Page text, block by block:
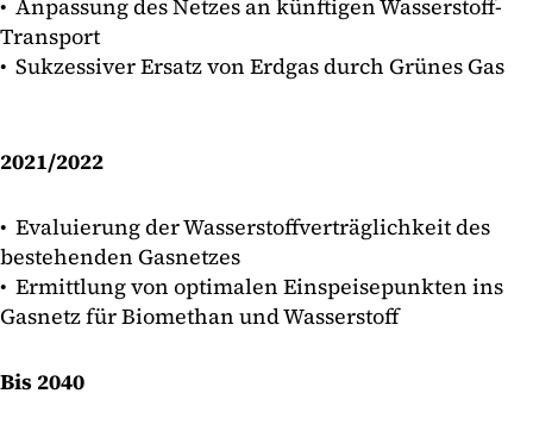
• Anpassung des Netzes an künftigen Wasserstoff-
Transport
• Sukzessiver Ersatz von Erdgas durch Grünes Gas
2021/2022
• Evaluierung der Wasserstoffverträglichkeit des
bestehenden Gasnetzes
• Ermittlung von optimalen Einspeisepunkten ins
Gasnetz für Biomethan und Wasserstoff
Bis 2040